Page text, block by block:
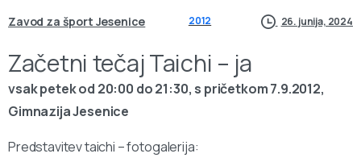
Zavod za šport Jesenice 2012 26. junija, 2024
Začetni tečaj Taichi – ja
vsak petek od 20:00 do 21:30, s pričetkom 7.9.2012,
Gimnazija Jesenice
Predstavitev taichi – fotogalerija: